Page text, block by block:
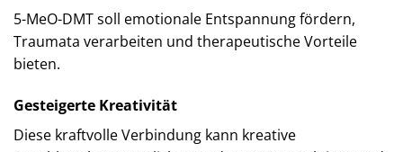
5-MeO-DMT soll emotionale Entspannung fördern,
Traumata verarbeiten und therapeutische Vorteile
bieten.
Gesteigerte Kreativität
Diese kraftvolle Verbindung kann kreative